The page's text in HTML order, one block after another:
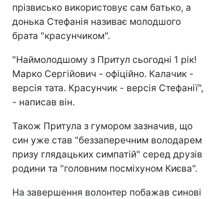
прізвисько використовує сам батько, а
донька Стефанія називає молодшого
брата "красунчиком".
"Наймолодшому з Притул сьогодні 1 рік!
Марко Сергійович - офіційно. Калачик -
версія тата. Красунчик - версія Стефанії",
- написав він.
Також Притула з гумором зазначив, що
син уже став "беззаперечним володарем
призу глядацьких симпатій" серед друзів
родини та "головним посміхуном Києва".
На завершення волонтер побажав синові